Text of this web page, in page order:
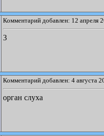
Комментарий добавлен: 12 апреля
3
Комментарий добавлен: 4 августа
орган слуха